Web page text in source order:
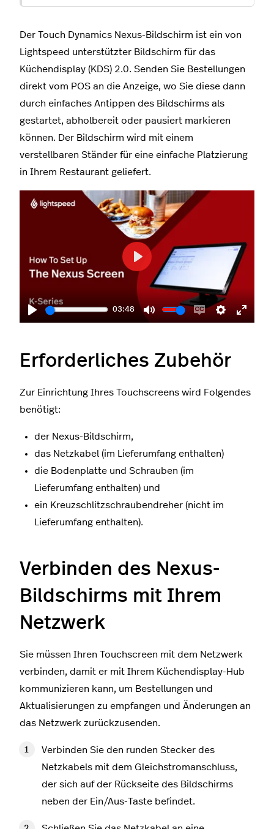
Der Touch Dynamics Nexus-Bildschirm ist ein von
Lightspeed unterstützter Bildschirm für das
Küchendisplay (KDS) 2.0. Senden Sie Bestellungen
direkt vom POS an die Anzeige, wo Sie diese dann
durch einfaches Antippen des Bildschirms als
gestartet, abholbereit oder pausiert markieren
können. Der Bildschirm wird mit einem
verstellbaren Ständer für eine einfache Platzierung
in Ihrem Restaurant geliefert.
Play
03:48
Mute
EnableSettings
Enter
Play
Erforderliches Zubehör
Zur Einrichtung Ihres Touchscreens wird Folgendes
benötigt:
der Nexus-Bildschirm,
das Netzkabel (im Lieferumfang enthalten)
die Bodenplatte und Schrauben (im
Lieferumfang enthalten) und
ein Kreuzschlitzschraubendreher (nicht im
Lieferumfang enthalten).
Verbinden des Nexus-
Bildschirms mit Ihrem
Netzwerk
Sie müssen Ihren Touchscreen mit dem Netzwerk
verbinden, damit er mit Ihrem Küchendisplay-Hub
kommunizieren kann, um Bestellungen und
Aktualisierungen zu empfangen und Änderungen an
das Netzwerk zurückzusenden.
Verbinden Sie den runden Stecker des
Netzkabels mit dem Gleichstromanschluss,
der sich auf der Rückseite des Bildschirms
neben der Ein/Aus-Taste befindet.